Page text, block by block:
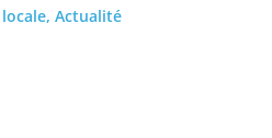
, Actualité